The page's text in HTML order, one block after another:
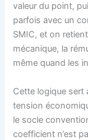
valeur du point,
parfois avec un
SMIC, et on
mécanique, la
même quand les
Cette logique sert
tension
le socle
coefficient n’est